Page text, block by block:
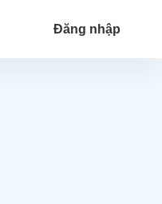
Đăng nhập